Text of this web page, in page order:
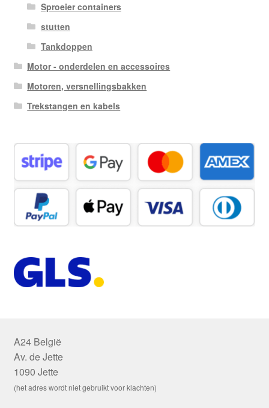
Sproeier containers
stutten
Tankdoppen
Motor - onderdelen en accessoires
Motoren, versnellingsbakken
Trekstangen en kabels
A24 België
Av. de Jette
1090 Jette
(het adres wordt niet gebruikt voor klachten)